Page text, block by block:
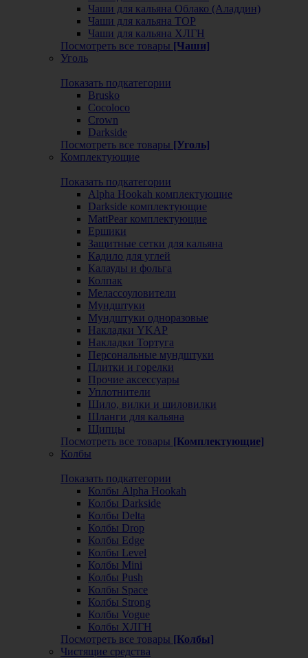
Чаши для кальяна Облако (Аладдин)
Чаши для кальяна ТОР
Чаши для кальяна ХЛГН
Посмотреть все товары [Чаши]
Уголь
Показать подкатегории
Brusko
Cocoloco
Crown
Darkside
Посмотреть все товары [Уголь]
Комплектующие
Показать подкатегории
Alpha Hookah комплектующие
Darkside комплектующие
MattPear комплектующие
Ершики
Защитные сетки для кальяна
Кадило для углей
Калауды и фольга
Колпак
Мелассоуловители
Мундштуки
Мундштуки одноразовые
Накладки YKAP
Накладки Тортуга
Персональные мундштуки
Плитки и горелки
Прочие аксессуары
Уплотнители
Шило, вилки и шиловилки
Шланги для кальяна
Щипцы
Посмотреть все товары [Комплектующие]
Колбы
Показать подкатегории
Колбы Alpha Hookah
Колбы Darkside
Колбы Delta
Колбы Drop
Колбы Edge
Колбы Level
Колбы Mini
Колбы Push
Колбы Space
Колбы Strong
Колбы Vogue
Колбы ХЛГН
Посмотреть все товары [Колбы]
Чистящие средства